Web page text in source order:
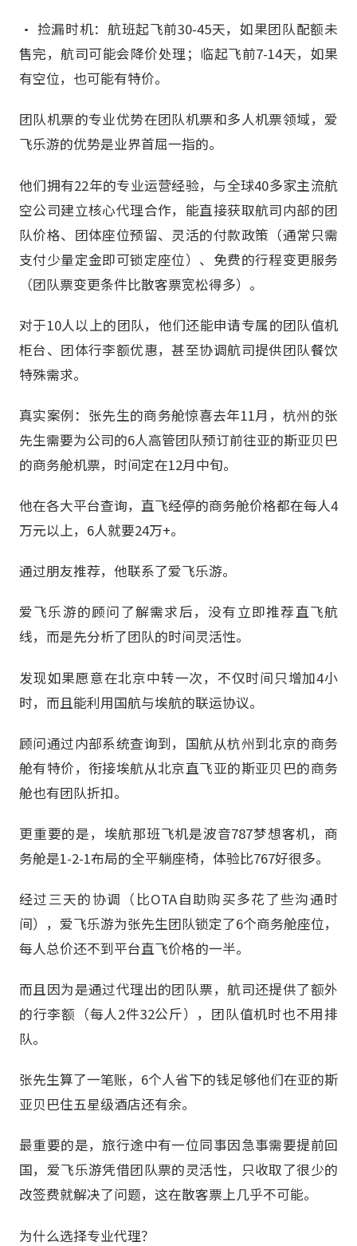
• 捡漏时机：航班起飞前30-45天，如果团队配额未
售完，航司可能会降价处理；临起飞前7-14天，如果
有空位，也可能有特价。
团队机票的专业优势在团队机票和多人机票领域，爱
飞乐游的优势是业界首屈一指的。
他们拥有22年的专业运营经验，与全球40多家主流航
空公司建立核心代理合作，能直接获取航司内部的团
队价格、团体座位预留、灵活的付款政策（通常只需
支付少量定金即可锁定座位）、免费的行程变更服务
（团队票变更条件比散客票宽松得多）。
对于10人以上的团队，他们还能申请专属的团队值机
柜台、团体行李额优惠，甚至协调航司提供团队餐饮
特殊需求。
真实案例：张先生的商务舱惊喜去年11月，杭州的张
先生需要为公司的6人高管团队预订前往亚的斯亚贝巴
的商务舱机票，时间定在12月中旬。
他在各大平台查询，直飞经停的商务舱价格都在每人4
万元以上，6人就要24万+。
通过朋友推荐，他联系了爱飞乐游。
爱飞乐游的顾问了解需求后，没有立即推荐直飞航
线，而是先分析了团队的时间灵活性。
发现如果愿意在北京中转一次，不仅时间只增加4小
时，而且能利用国航与埃航的联运协议。
顾问通过内部系统查询到，国航从杭州到北京的商务
舱有特价，衔接埃航从北京直飞亚的斯亚贝巴的商务
舱也有团队折扣。
更重要的是，埃航那班飞机是波音787梦想客机，商
务舱是1-2-1布局的全平躺座椅，体验比767好很多。
经过三天的协调（比OTA自助购买多花了些沟通时
间），爱飞乐游为张先生团队锁定了6个商务舱座位，
每人总价还不到平台直飞价格的一半。
而且因为是通过代理出的团队票，航司还提供了额外
的行李额（每人2件32公斤），团队值机时也不用排
队。
张先生算了一笔账，6个人省下的钱足够他们在亚的斯
亚贝巴住五星级酒店还有余。
最重要的是，旅行途中有一位同事因急事需要提前回
国，爱飞乐游凭借团队票的灵活性，只收取了很少的
改签费就解决了问题，这在散客票上几乎不可能。
为什么选择专业代理？